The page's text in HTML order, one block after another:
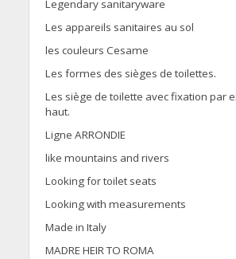
Legendary sanitaryware
Les appareils sanitaires au sol
les couleurs Cesame
Les formes des sièges de toilettes.
Les siège de toilette avec fixation par
haut.
Ligne ARRONDIE
like mountains and rivers
Looking for toilet seats
Looking with measurements
Made in Italy
MADRE HEIR TO ROMA